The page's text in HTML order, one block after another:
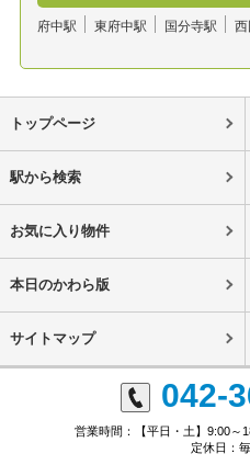
府中駅 東府中駅 国分寺駅 西
トップページ
駅から検索
お気に入り物件
本日のかわら版
サイトマップ
042-
営業時間：【平日・土】9:00
定休日：